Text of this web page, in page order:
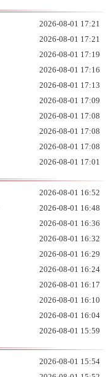
2026-08-01 17:21
2026-08-01 17:21
2026-08-01 17:19
2026-08-01 17:16
2026-08-01 17:13
2026-08-01 17:09
2026-08-01 17:08
2026-08-01 17:08
2026-08-01 17:08
2026-08-01 17:01
2026-08-01 16:52
2026-08-01 16:48
2026-08-01 16:36
2026-08-01 16:32
2026-08-01 16:29
2026-08-01 16:24
2026-08-01 16:17
2026-08-01 16:10
2026-08-01 16:04
2026-08-01 15:59
2026-08-01 15:54